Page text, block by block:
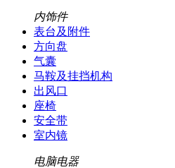
内饰件
表台及附件
方向盘
气囊
马鞍及挂挡机构
出风口
座椅
安全带
室内镜
电脑电器